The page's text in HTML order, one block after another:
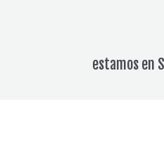
estamos en